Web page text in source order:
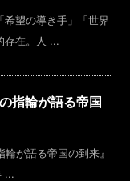
希望の導き手」「世界
存在。人 ...
指輪が語る帝国
輪が語る帝国の到来』
...